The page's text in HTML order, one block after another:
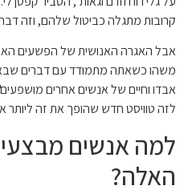
קרובות מתגלה כביטול שלהם, וזה
אבל האגרה האנושית של הפשעים
משהו כשאתה מתמודד עם דברים
אבדו וחיים של אנשים אחרים
לזה טוויסט חדש שהופך את זה ליותר
למה אנשים
האלה?